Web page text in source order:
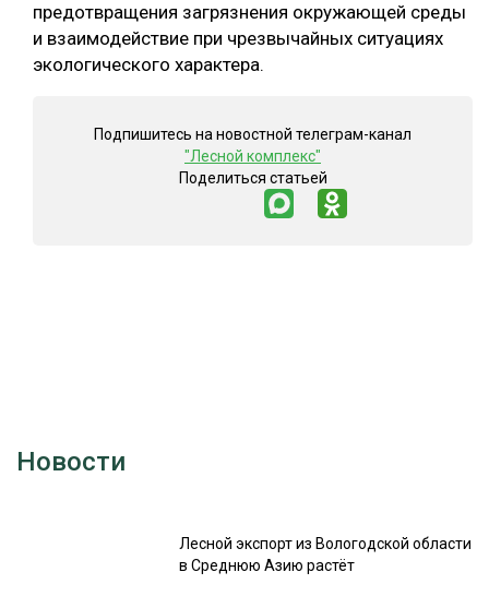
КОМПЛЕКСНАЯ ПЕРЕРАБОТКА
ЛЕСОПИЛЕНИЕ
БЕЗОПАСНОЕ ПРОИЗВОДСТВО
СОРТИРОВКА ДРЕВЕСИНЫ
предотвращения загрязнения окружающей среды
и взаимодействие при чрезвычайных ситуациях
экологического характера.
Подпишитесь на новостной телеграм-канал
"Лесной комплекс"
Поделиться статьей
Новости
Лесной экспорт из Вологодской области
в Среднюю Азию растёт